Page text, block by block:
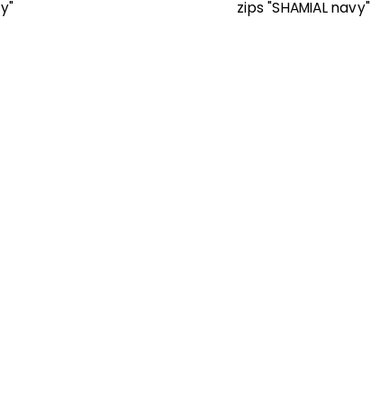
zips "SHAMIAL navy"